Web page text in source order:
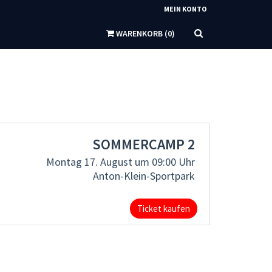
MEIN KONTO
WARENKORB (0)
SOMMERCAMP 2
Montag 17. August um 09:00 Uhr
Anton-Klein-Sportpark
Ticket kaufen